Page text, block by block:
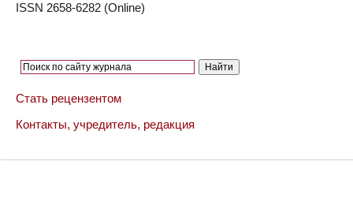
ISSN 2658-6282 (Online)
Стать рецензентом
Контакты, учредитель, редакция